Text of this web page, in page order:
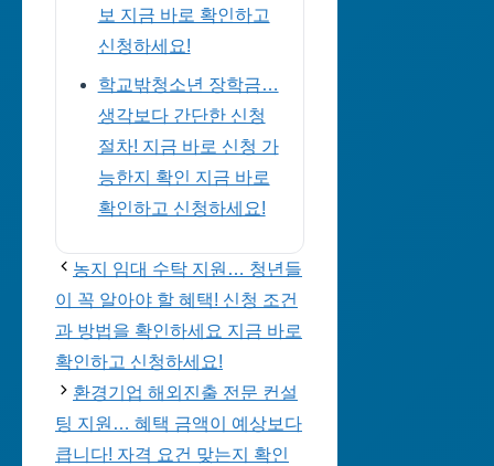
보 지금 바로 확인하고
신청하세요!
학교밖청소년 장학금…
생각보다 간단한 신청
절차! 지금 바로 신청 가
능한지 확인 지금 바로
확인하고 신청하세요!
농지 임대 수탁 지원… 청년들
이 꼭 알아야 할 혜택! 신청 조건
과 방법을 확인하세요 지금 바로
확인하고 신청하세요!
환경기업 해외진출 전문 컨설
팅 지원… 혜택 금액이 예상보다
큽니다! 자격 요건 맞는지 확인